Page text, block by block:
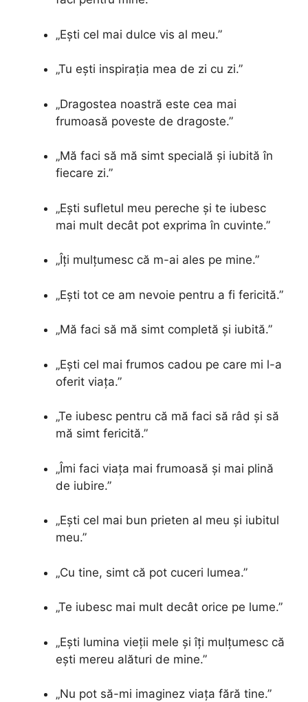
„Ești cel mai dulce vis al meu.”
„Tu ești inspirația mea de zi cu zi.”
„Dragostea noastră este cea mai
frumoasă poveste de dragoste.”
„Mă faci să mă simt specială și iubită în
fiecare zi.”
„Ești sufletul meu pereche și te iubesc
mai mult decât pot exprima în cuvinte.”
„Îți mulțumesc că m-ai ales pe mine.”
„Ești tot ce am nevoie pentru a fi fericită.”
„Mă faci să mă simt completă și iubită.”
„Ești cel mai frumos cadou pe care mi l-a
oferit viața.”
„Te iubesc pentru că mă faci să râd și să
mă simt fericită.”
„Îmi faci viața mai frumoasă și mai plină
de iubire.”
„Ești cel mai bun prieten al meu și iubitul
meu.”
„Cu tine, simt că pot cuceri lumea.”
„Te iubesc mai mult decât orice pe lume.”
„Ești lumina vieții mele și îți mulțumesc că
ești mereu alături de mine.”
„Nu pot să-mi imaginez viața fără tine.”